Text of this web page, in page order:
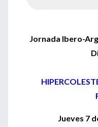
Jornada Ibero-
Jueves 7